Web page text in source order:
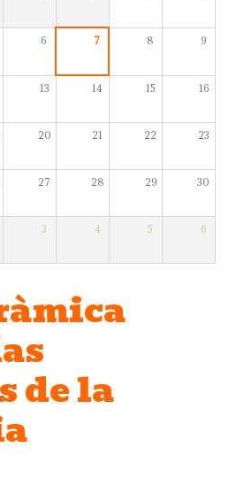
6 7 8 9
13 14 15 16
20 21 22 23
27 28 29 30
3 4 5 6
de la